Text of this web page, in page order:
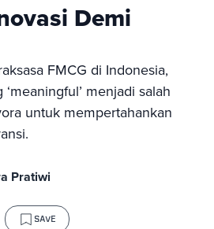
Demi
FMCG di Indonesia,
menjadi salah
untuk mempertahankan
Pratiwi
SAVE